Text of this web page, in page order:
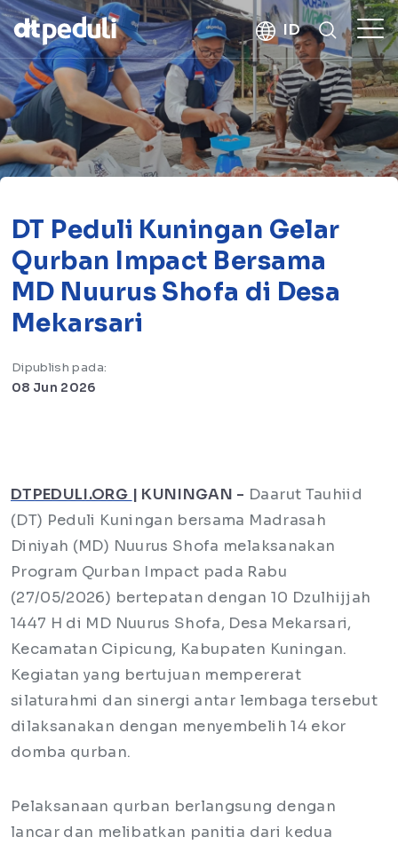
CARI
kebaikan
ID
DT Peduli Kuningan Gelar
Qurban Impact Bersama
MD Nuurus Shofa di Desa
Mekarsari
Dipublish pada:
08 Jun 2026
DTPEDULI.ORG | KUNINGAN - Daarut Tauhiid
(DT) Peduli Kuningan bersama Madrasah
Diniyah (MD) Nuurus Shofa melaksanakan
Program Qurban Impact pada Rabu
(27/05/2026) bertepatan dengan 10 Dzulhijjah
1447 H di MD Nuurus Shofa, Desa Mekarsari,
Kecamatan Cipicung, Kabupaten Kuningan.
Kegiatan yang bertujuan mempererat
silaturahmi dan sinergi antar lembaga tersebut
dilaksanakan dengan menyembelih 14 ekor
domba qurban.
Pelaksanaan qurban berlangsung dengan
lancar dan melibatkan panitia dari kedua